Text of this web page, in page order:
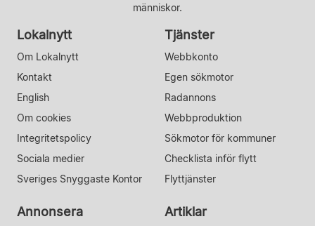
människor.
Lokalnytt
Om Lokalnytt
Kontakt
English
Om cookies
Integritetspolicy
Sociala medier
Sveriges Snyggaste Kontor
Tjänster
Webbkonto
Egen sökmotor
Radannons
Webbproduktion
Sökmotor för kommuner
Checklista inför flytt
Flyttjänster
Annonsera Artiklar